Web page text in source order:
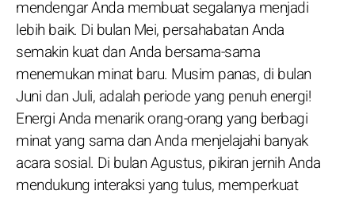
mendengar Anda membuat segalanya menjadi
lebih baik. Di bulan Mei, persahabatan Anda
semakin kuat dan Anda bersama-sama
menemukan minat baru. Musim panas, di bulan
Juni dan Juli, adalah periode yang penuh energi!
Energi Anda menarik orang-orang yang berbagi
minat yang sama dan Anda menjelajahi banyak
acara sosial. Di bulan Agustus, pikiran jernih Anda
mendukung interaksi yang tulus, memperkuat